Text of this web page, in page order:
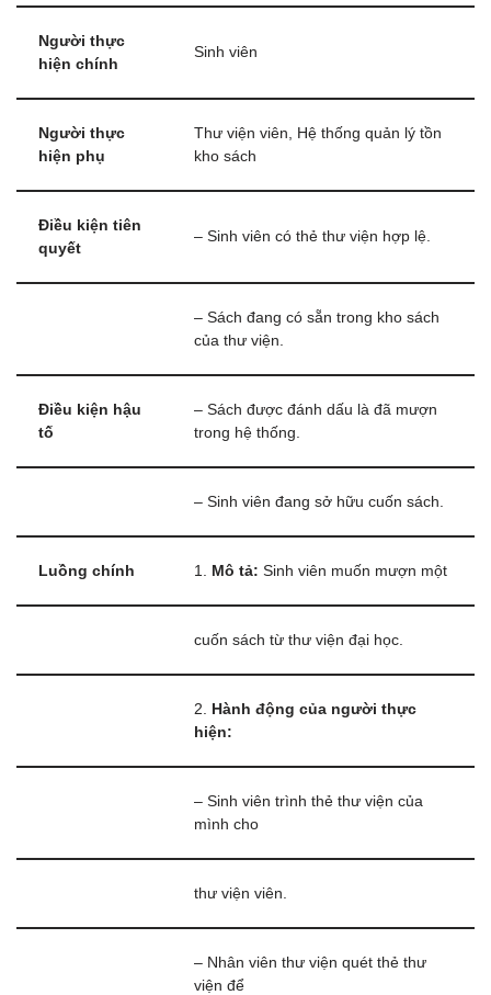
Người thực
hiện chính
Sinh viên
Người thực
hiện phụ
Thư viện viên, Hệ thống quản lý tồn
kho sách
Điều kiện tiên
quyết
– Sinh viên có thẻ thư viện hợp lệ.
– Sách đang có sẵn trong kho sách
của thư viện.
Điều kiện hậu
tố
– Sách được đánh dấu là đã mượn
trong hệ thống.
– Sinh viên đang sở hữu cuốn sách.
Luồng chính 1. Mô tả: Sinh viên muốn mượn một
cuốn sách từ thư viện đại học.
2.
Hành động của người thực
hiện:
– Sinh viên trình thẻ thư viện của
mình cho
thư viện viên.
– Nhân viên thư viện quét thẻ thư
viện để